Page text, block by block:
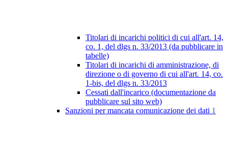
Titolari di incarichi politici di cui all'art. 14,
co. 1, del dlgs n. 33/2013 (da pubblicare in
tabelle)
Titolari di incarichi di amministrazione, di
direzione o di governo di cui all'art. 14, co.
1-bis, del dlgs n. 33/2013
Cessati dall'incarico (documentazione da
pubblicare sul sito web)
Sanzioni per mancata comunicazione dei dati 1